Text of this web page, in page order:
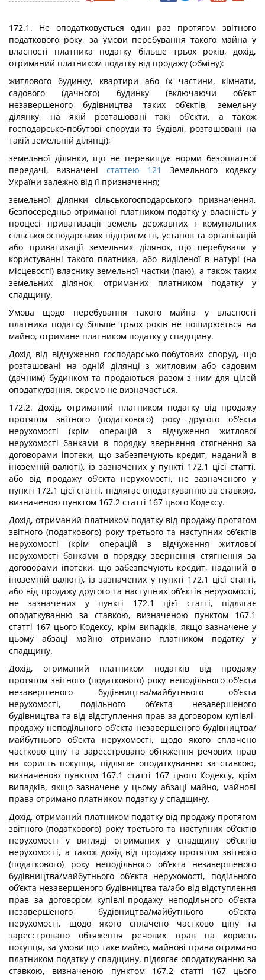
172.1. Не оподатковується один раз протягом звітного
податкового року, за умови перебування такого майна у
власності платника податку більше трьох років, дохід,
отриманий платником податку від продажу (обміну):
житлового будинку, квартири або їх частини, кімнати,
садового (дачного) будинку (включаючи об’єкт
незавершеного будівництва таких об’єктів, земельну
ділянку, на якій розташовані такі об’єкти, а також
господарсько-побутові споруди та будівлі, розташовані на
такій земельній ділянці);
земельної ділянки, що не перевищує норми безоплатної
передачі, визначені статтею 121
Земельного кодексу
України залежно від її призначення;
земельної ділянки сільськогосподарського призначення,
безпосередньо отриманої платником податку у власність у
процесі приватизації земель державних і комунальних
сільськогосподарських підприємств, установ та організацій
або приватизації земельних ділянок, що перебували у
користуванні такого платника, або виділеної в натурі (на
місцевості) власнику земельної частки (паю), а також таких
земельних ділянок, отриманих платником податку у
спадщину.
Умова щодо перебування такого майна у власності
платника податку більше трьох років не поширюється на
майно, отримане платником податку у спадщину.
Дохід від відчуження господарсько-побутових споруд, що
розташовані на одній ділянці з житловим або садовим
(дачним) будинком та продаються разом з ним для цілей
оподаткування, окремо не визначається.
172.2. Дохід, отриманий платником податку від продажу
протягом звітного (податкового) року другого об’єкта
нерухомості (крім операцій з відчуження житлової
нерухомості банками в порядку звернення стягнення за
договорами іпотеки, що забезпечують кредит, наданий в
іноземній валюті), із зазначених у пункті 172.1 цієї статті,
або від продажу об’єкта нерухомості, не зазначеного у
пункті 172.1 цієї статті, підлягає оподаткуванню за ставкою,
визначеною пунктом 167.2 статті 167 цього Кодексу.
Дохід, отриманий платником податку від продажу протягом
звітного (податкового) року третього та наступних об’єктів
нерухомості (крім операцій з відчуження житлової
нерухомості банками в порядку звернення стягнення за
договорами іпотеки, що забезпечують кредит, наданий в
іноземній валюті), із зазначених у пункті 172.1 цієї статті,
або від продажу другого та наступних об’єктів нерухомості,
не зазначених у пункті 172.1 цієї статті, підлягає
оподаткуванню за ставкою, визначеною пунктом 167.1
статті 167 цього Кодексу, крім випадків, якщо зазначене у
цьому абзаці майно отримано платником податку у
спадщину.
Дохід, отриманий платником податків від продажу
протягом звітного (податкового) року неподільного об’єкта
незавершеного будівництва/майбутнього об’єкта
нерухомості, подільного об’єкта незавершеного
будівництва та від відступлення прав за договором купівлі-
продажу неподільного об’єкта незавершеного будівництва/
майбутнього об’єкта нерухомості, щодо якого сплачено
частково ціну та зареєстровано обтяження речових прав
на користь покупця, підлягає оподаткуванню за ставкою,
визначеною пунктом 167.1 статті 167 цього Кодексу, крім
випадків, якщо зазначене у цьому абзаці майно, майнові
права отримано платником податку у спадщину.
Дохід, отриманий платником податку від продажу протягом
звітного (податкового) року третього та наступних об’єктів
нерухомості у вигляді отриманих у спадщину об’єктів
нерухомості, а також дохід від продажу протягом звітного
(податкового) року неподільного об’єкта незавершеного
будівництва/майбутнього об’єкта нерухомості, подільного
об’єкта незавершеного будівництва та/або від відступлення
прав за договором купівлі-продажу неподільного об’єкта
незавершеного будівництва/майбутнього об’єкта
нерухомості, щодо якого сплачено частково ціну та
зареєстровано обтяження речових прав на користь
покупця, за умови що таке майно, майнові права отримано
платником податку у спадщину, підлягає оподаткуванню за
ставкою, визначеною пунктом 167.2 статті 167 цього